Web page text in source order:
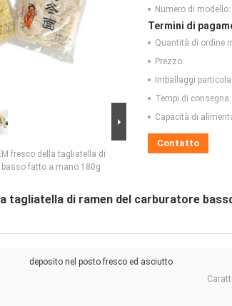
fresco della tagliatella di
basso fatto a mano 180g
Numero di modello:
Termini di
Quantità di ordine
Prezzo:
Imballaggi
Tempi di consegna:
Capacità di
Contatto
tagliatella di ramen del carburatore
deposito nel posto fresco ed asciutto